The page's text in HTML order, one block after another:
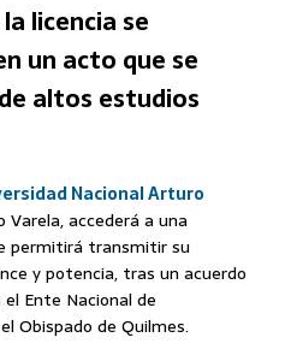
licencia se
un acto que se
altos estudios
Nacional Arturo
Varela, accederá a una
permitirá transmitir su
y potencia, tras un acuerdo
Ente Nacional de
Obispado de Quilmes.